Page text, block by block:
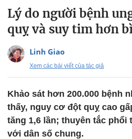
Lý do người bệnh
quỵ và suy tim hơn
Linh Giao
Xem các bài viết của tác giả
Khảo sát hơn 200.000 bệnh
thấy, nguy cơ đột quỵ cao
tăng 1,6 lần; thuyên tắc phổi
với dân số chung.